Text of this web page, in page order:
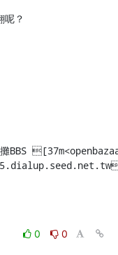
？
BBS
0
0